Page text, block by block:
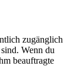
zugänglich
Wenn du
beauftragte